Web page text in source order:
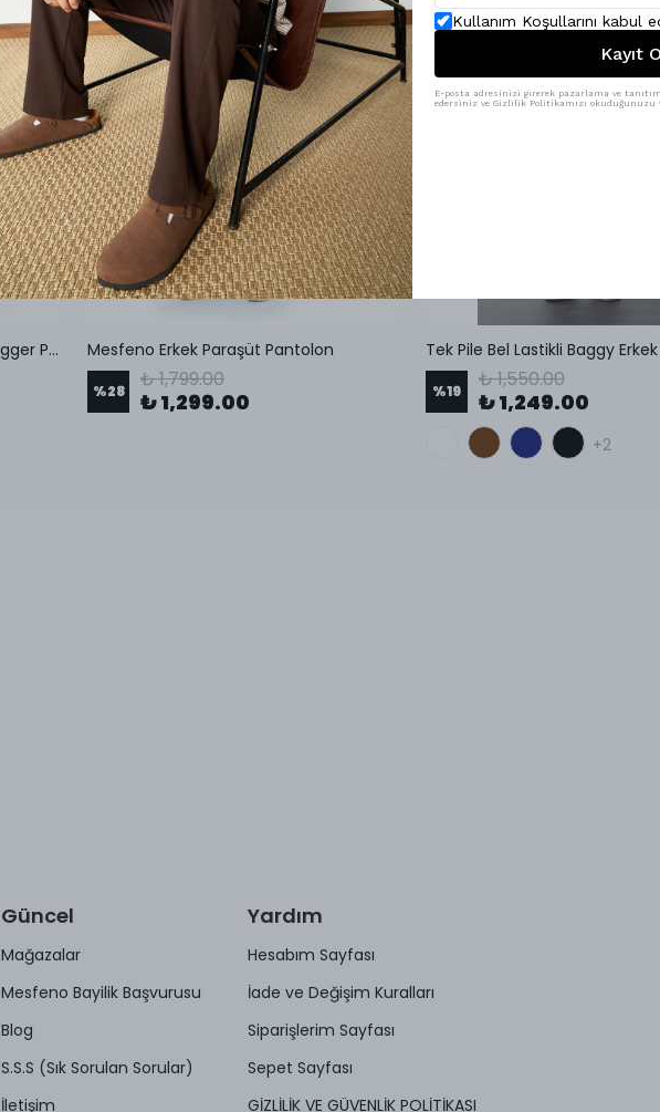
Mesfeno Erkek Efektli Yıkamalı Jogger Pantolon Mesfeno Erkek Paraşüt Pantolon
%28 ₺ 1,799.00
₺ 1,299.00 %19 ₺ 1,550.00
₺ 1,249.00
+2
Güncel
Mağazalar
Mesfeno Bayilik Başvurusu
Blog
S.S.S (Sık Sorulan Sorular)
İletişim
Yardım
Hesabım Sayfası
İade ve Değişim Kuralları
Siparişlerim Sayfası
Sepet Sayfası
GİZLİLİK VE GÜVENLİK POLİTİKASI
Kullanım Koşullarını kabul
Kayıt
E-posta adresinizi girerek pazarlama ve
edersiniz ve Gizlilik Politikamızı okuduğunuzu